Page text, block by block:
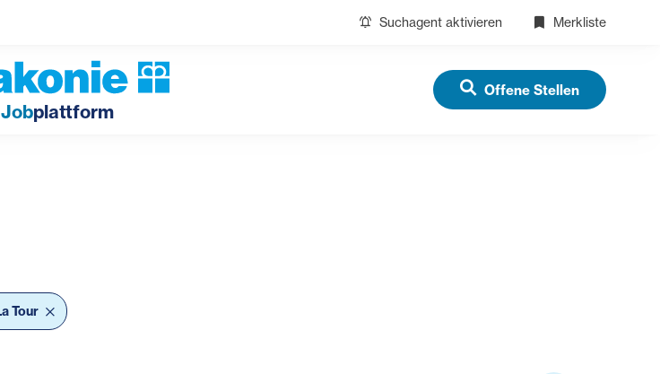
Suchagent aktivieren Merkliste
Jobplattform
Offene Stellen
Tour